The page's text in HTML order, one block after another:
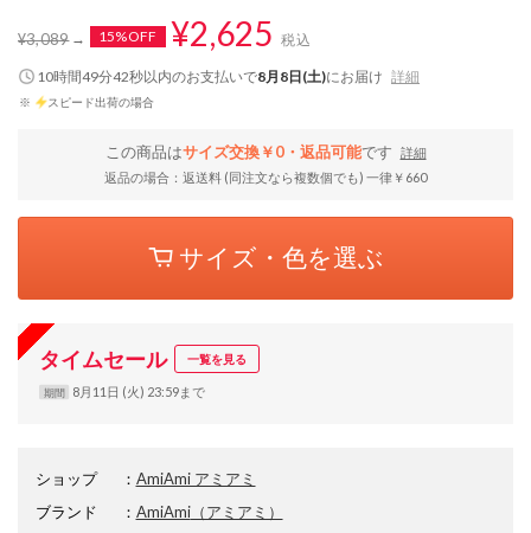
¥3,089 15%OFF ¥2,625 税込
10時間49分42秒以内のお支払いで8月8日(土)にお届け 詳細
※ スピード出荷の場合
この商品はサイズ交換￥0・返品可能です
詳細
返品の場合：返送料 (同注文なら複数個でも) 一律￥660
サイズ・色を選ぶ
タイムセール 一覧を見る
期間 8月11日 (火) 23:59まで
ショップ ： AmiAmi アミアミ
ブランド
： AmiAmi（アミアミ）